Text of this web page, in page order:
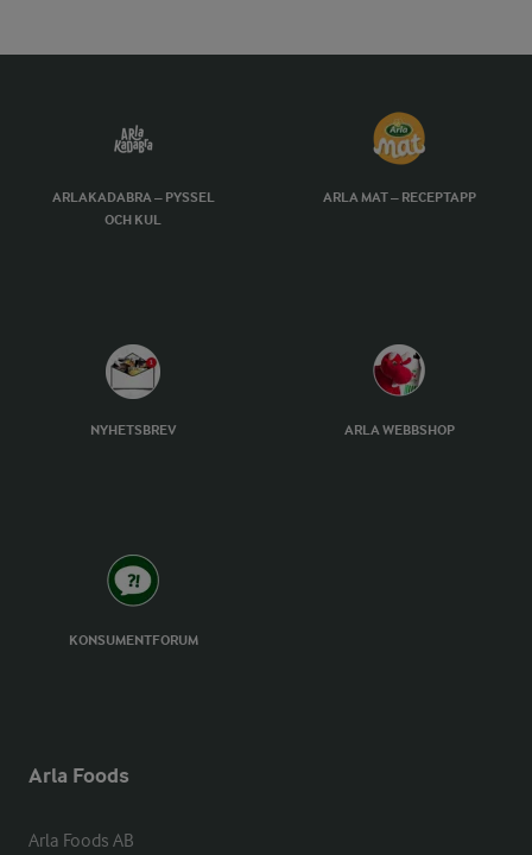
ARLAKADABRA – PYSSEL
OCH KUL
ARLA MAT – RECEPTAPP
NYHETSBREV ARLA WEBBSHOP
KONSUMENTFORUM
Arla Foods
Arla Foods AB